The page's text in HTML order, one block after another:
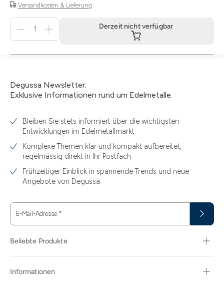
Versandkosten & Lieferung
Derzeit
verfügbar
Derzeit nicht verfügbar
Degussa Newsletter:
Exklusive Informationen rund um Edelmetalle.
Bleiben Sie stets informiert über die wichtigsten
Entwicklungen im Edelmetallmarkt
Komplexe Themen klar und kompakt aufbereitet,
regelmässig direkt in Ihr Postfach
Frühzeitiger Einblick in spannende Trends und neue
Angebote von Degussa
E-Mail-Adresse *
Beliebte Produkte
Informationen